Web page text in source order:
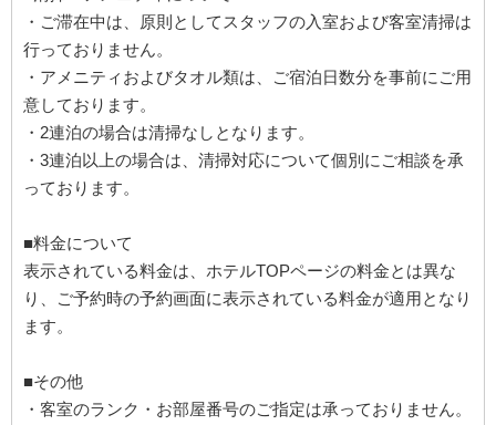
・ご滞在中は、原則としてスタッフの入室および客室清掃は
行っておりません。
・アメニティおよびタオル類は、ご宿泊日数分を事前にご用
意しております。
・2連泊の場合は清掃なしとなります。
・3連泊以上の場合は、清掃対応について個別にご相談を承
っております。
■料金について
表示されている料金は、ホテルTOPページの料金とは異な
り、ご予約時の予約画面に表示されている料金が適用となり
ます。
■その他
・客室のランク・お部屋番号のご指定は承っておりません。